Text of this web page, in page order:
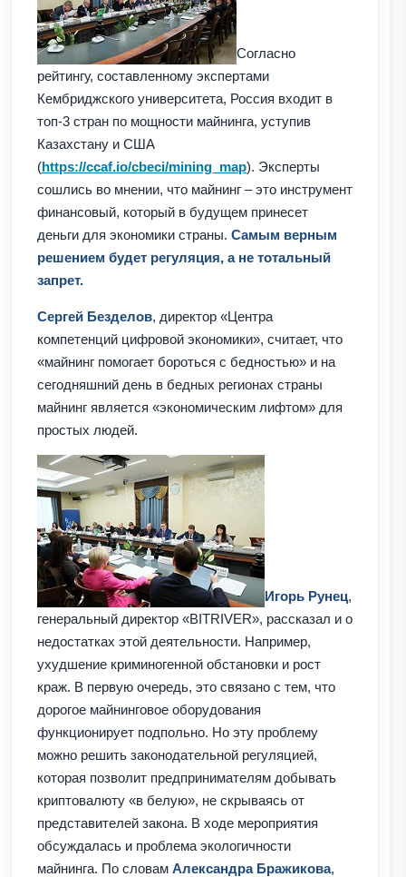
Согласно
рейтингу, составленному экспертами
Кембриджского университета, Россия входит в
топ-3 стран по мощности майнинга, уступив
Казахстану и США
(https://ccaf.io/cbeci/mining_map). Эксперты
сошлись во мнении, что майнинг – это инструмент
финансовый, который в будущем принесет
деньги для экономики страны. Самым верным
решением будет регуляция, а не тотальный
запрет.
Сергей Безделов, директор «Центра
компетенций цифровой экономики», считает, что
«майнинг помогает бороться с бедностью» и на
сегодняшний день в бедных регионах страны
майнинг является «экономическим лифтом» для
простых людей.
Игорь Рунец,
генеральный директор «BITRIVER», рассказал и о
недостатках этой деятельности. Например,
ухудшение криминогенной обстановки и рост
краж. В первую очередь, это связано с тем, что
дорогое майнинговое оборудования
функционирует подпольно. Но эту проблему
можно решить законодательной регуляцией,
которая позволит предпринимателям добывать
криптовалюту «в белую», не скрываясь от
представителей закона. В ходе мероприятия
обсуждалась и проблема экологичности
майнинга. По словам Александра Бражикова,